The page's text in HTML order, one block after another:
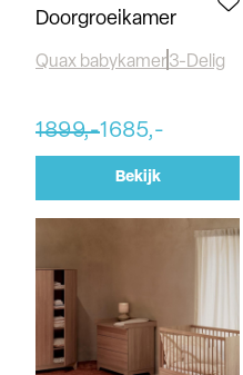
Doorgroeikamer
Quax babykamer3-Delig
1899,-1685,-
Bekijk